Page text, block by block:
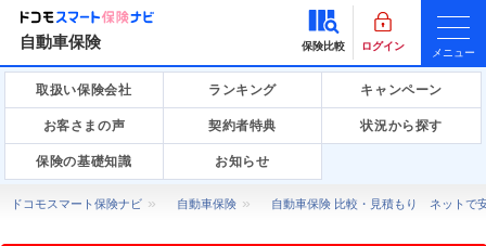
自動車保険 保険比較 ログイン
メニュー
取扱い保険会社 ランキング キャンペーン
お客さまの声 契約者特典 状況から探す
保険の基礎知識 お知らせ
ドコモスマート保険ナビ 自動車保険 自動車保険 比較・見積もり ネットで